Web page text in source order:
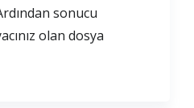
sonucu
olan dosya